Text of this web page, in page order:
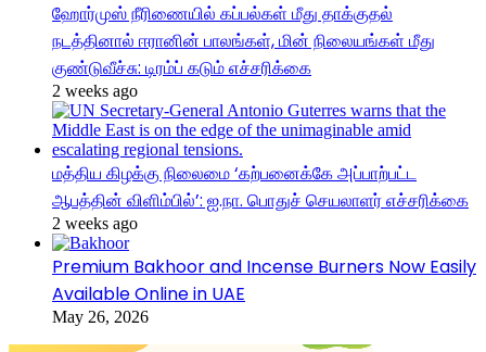
ஹோர்முஸ் நீரிணையில் கப்பல்கள் மீது தாக்குதல்
நடத்தினால் ஈரானின் பாலங்கள், மின் நிலையங்கள் மீது
குண்டுவீச்சு: டிரம்ப் கடும் எச்சரிக்கை
2 weeks ago
மத்திய கிழக்கு நிலைமை ‘கற்பனைக்கே அப்பாற்பட்ட
ஆபத்தின் விளிம்பில்’: ஐ.நா. பொதுச் செயலாளர் எச்சரிக்கை
2 weeks ago
Premium Bakhoor and Incense Burners Now Easily
Available Online in UAE
May 26, 2026